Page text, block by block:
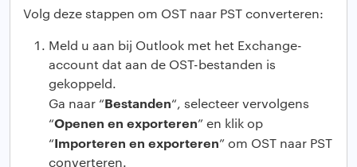
Volg deze stappen om OST naar PST converteren:
Meld u aan bij Outlook met het Exchange-
account dat aan de OST-bestanden is
gekoppeld.
Ga naar “Bestanden“, selecteer vervolgens
“Openen en exporteren” en klik op
“Importeren en exporteren” om OST naar PST
converteren.